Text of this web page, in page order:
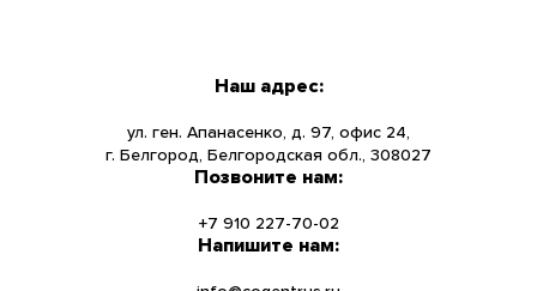
НОВОСТИ
УСЛУГИ
Наш адрес:
ул. ген. Апанасенко, д. 97, офис 24,
г. Белгород, Белгородская обл., 308027
Позвоните нам:
+7 910 227-70-02
Напишите нам: